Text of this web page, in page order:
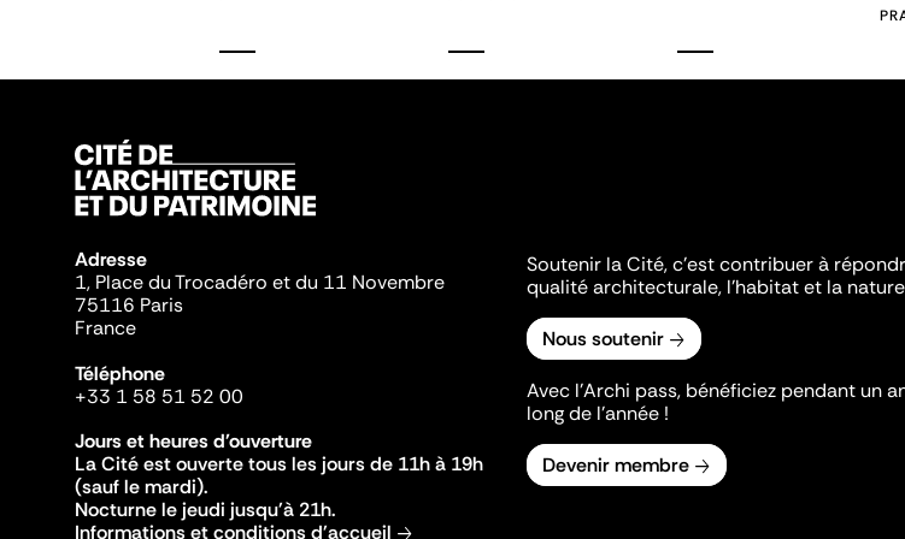
Adresse
1, Place du Trocadéro et du 11 Novembre
75116 Paris
France
Téléphone
+33 1 58 51 52 00
Jours et heures d'ouverture
La Cité est ouverte tous les jours de 11h à 19h
(sauf le mardi).
Nocturne le jeudi jusqu'à 21h.
Informations et conditions d'accueil
Soutenir la Cité, c'est contribuer à
qualité architecturale, l'habitat et la
Nous soutenir
Avec l’Archi pass, bénéficiez pendant un
long de l’année !
Devenir membre